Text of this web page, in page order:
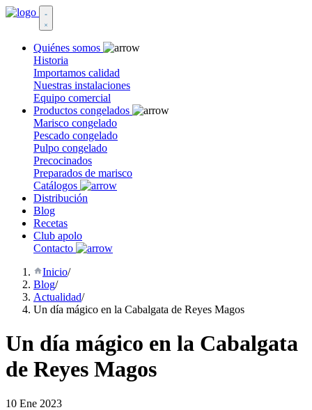
Quiénes somos
Historia
Importamos calidad
Nuestras instalaciones
Equipo comercial
Productos congelados
Marisco congelado
Pescado congelado
Pulpo congelado
Precocinados
Preparados de marisco
Catálogos
Distribución
Blog
Recetas
Club apolo
Contacto
Inicio/
Blog/
Actualidad/
Un día mágico en la Cabalgata de Reyes Magos
Un día mágico en la Cabalgata
de Reyes Magos
10 Ene 2023